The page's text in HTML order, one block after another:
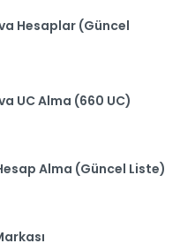
Hesaplar (Güncel
UC Alma (660 UC)
Alma (Güncel Liste)